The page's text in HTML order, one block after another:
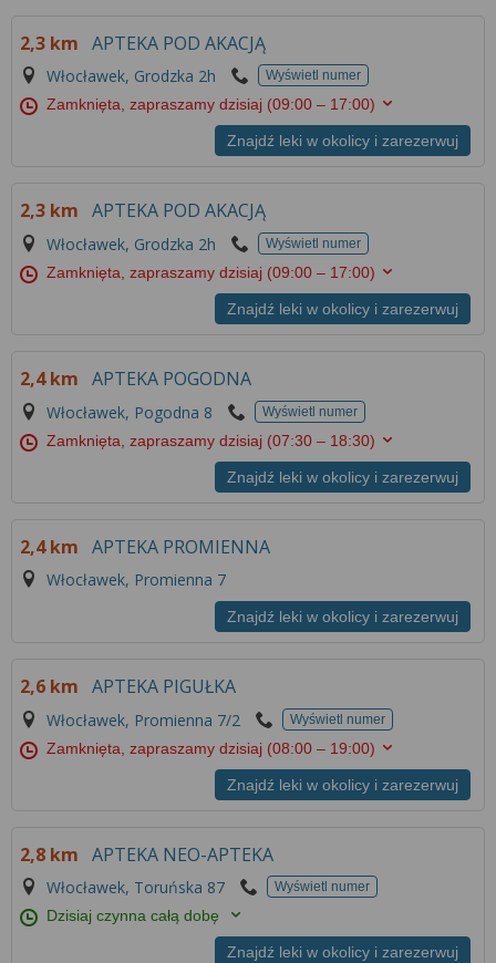
2,3 km APTEKA POD AKACJĄ
Włocławek, Grodzka 2h Wyświetl numer
Zamknięta, zapraszamy dzisiaj (09:00 – 17:00)
Znajdź leki w okolicy i zarezerwuj
2,3 km APTEKA POD AKACJĄ
Włocławek, Grodzka 2h Wyświetl numer
Zamknięta, zapraszamy dzisiaj (09:00 – 17:00)
Znajdź leki w okolicy i zarezerwuj
2,4 km APTEKA POGODNA
Włocławek, Pogodna 8 Wyświetl numer
Zamknięta, zapraszamy dzisiaj (07:30 – 18:30)
Znajdź leki w okolicy i zarezerwuj
2,4 km APTEKA PROMIENNA
Włocławek, Promienna 7
Znajdź leki w okolicy i zarezerwuj
2,6 km APTEKA PIGUŁKA
Włocławek, Promienna 7/2 Wyświetl numer
Zamknięta, zapraszamy dzisiaj (08:00 – 19:00)
Znajdź leki w okolicy i zarezerwuj
2,8 km APTEKA NEO-APTEKA
Włocławek, Toruńska 87 Wyświetl numer
Dzisiaj czynna całą dobę
Znajdź leki w okolicy i zarezerwuj